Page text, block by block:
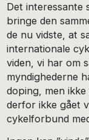
Det interessante
bringe den
de nu vidste, at
internationale
viden, vi har om
myndighederne
doping, men
derfor ikke gået
cykelforbund